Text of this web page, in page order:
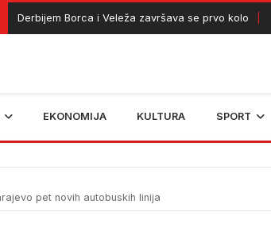
Borca i Veleža završava se prvo kolo 09/
EKONOMIJA KULTURA SPORT
pet novih autobuskih linija